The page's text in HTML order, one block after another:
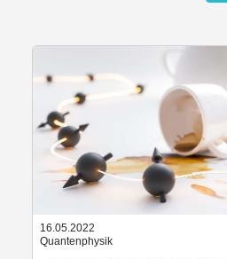
16.05.2022
Quantenphysik